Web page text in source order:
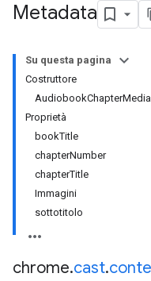
Metadata
Su questa pagina
Costruttore
Proprietà
bookTitle
chapterNumber
chapterTitle
Immagini
sottotitolo
chrome.cast.